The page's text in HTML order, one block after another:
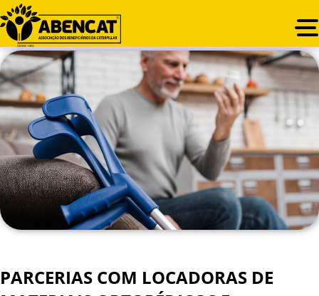
PARCERIAS COM LOCADORAS DE